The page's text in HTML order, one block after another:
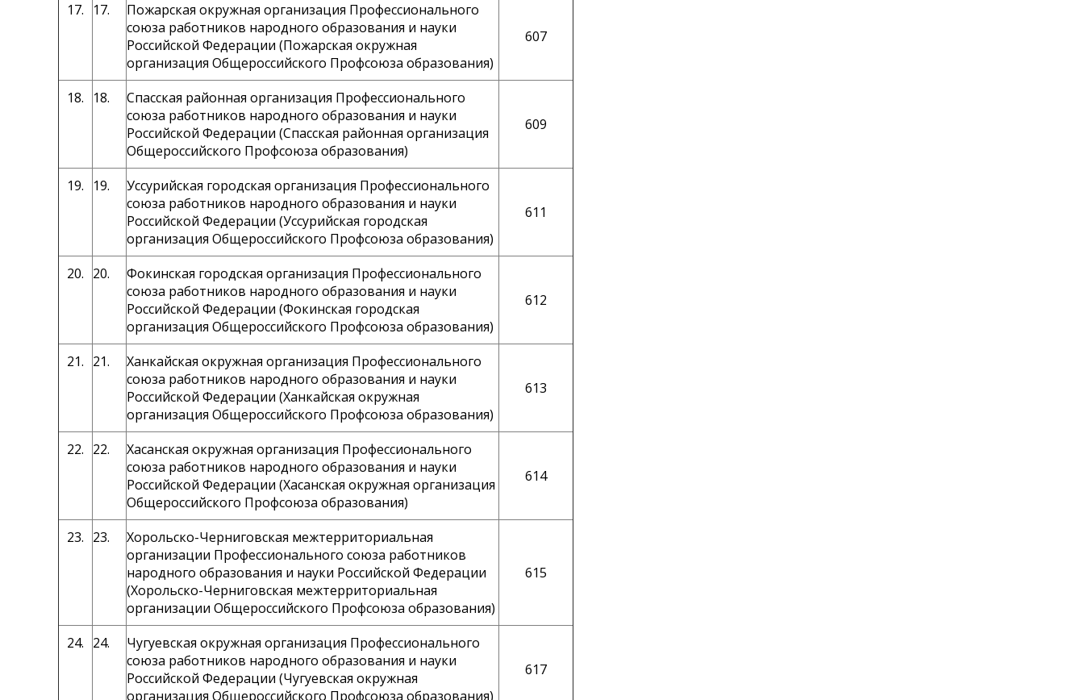
17. 17.
Пожарская окружная организация Профессионального
союза работников народного образования и науки
Российской Федерации (Пожарская окружная
организация Общероссийского Профсоюза образования)
607
18. 18.
Спасская районная организация Профессионального
союза работников народного образования и науки
Российской Федерации (Спасская районная организация
Общероссийского Профсоюза образования)
609
19. 19.
Уссурийская городская организация Профессионального
союза работников народного образования и науки
Российской Федерации (Уссурийская городская
организация Общероссийского Профсоюза образования)
611
20. 20.
Фокинская городская организация Профессионального
союза работников народного образования и науки
Российской Федерации (Фокинская городская
организация Общероссийского Профсоюза образования)
612
21. 21.
Ханкайская окружная организация Профессионального
союза работников народного образования и науки
Российской Федерации (Ханкайская окружная
организация Общероссийского Профсоюза образования)
613
22. 22.
Хасанская окружная организация Профессионального
союза работников народного образования и науки
Российской Федерации (Хасанская окружная организация
Общероссийского Профсоюза образования)
614
23. 23.
Хорольско-Черниговская межтерриториальная
организации Профессионального союза работников
народного образования и науки Российской Федерации
(Хорольско-Черниговская межтерриториальная
организации Общероссийского Профсоюза образования)
615
24. 24.
Чугуевская окружная организация Профессионального
союза работников народного образования и науки
Российской Федерации (Чугуевская окружная
организация Общероссийского Профсоюза образования)
617